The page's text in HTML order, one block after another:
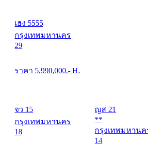
เฮง 5555
กรุงเทพมหานคร
29
ราคา 5,990,000.- H.
จว 15
กรุงเทพมหานคร
18
ญส 21
**
กรุงเทพมหานค
14